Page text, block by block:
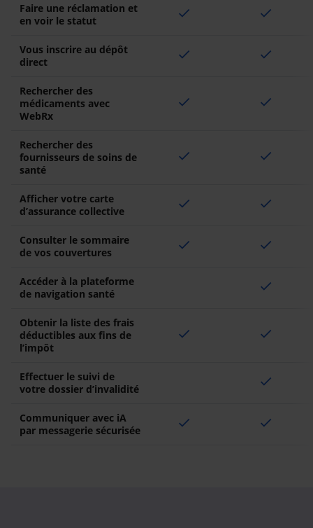
Faire une réclamation et
en voir le statut
check check
Vous inscrire au dépôt
direct
check check
Rechercher des
médicaments avec
WebRx
check check
Rechercher des
fournisseurs de soins de
santé
check check
Afficher votre carte
d’assurance collective
check check
Consulter le sommaire
de vos couvertures
check check
Accéder à la plateforme
de navigation santé
check
Obtenir la liste des frais
déductibles aux fins de
l’impôt
check check
Effectuer le suivi de
votre dossier d’invalidité
check
Communiquer avec iA
par messagerie sécurisée
check check